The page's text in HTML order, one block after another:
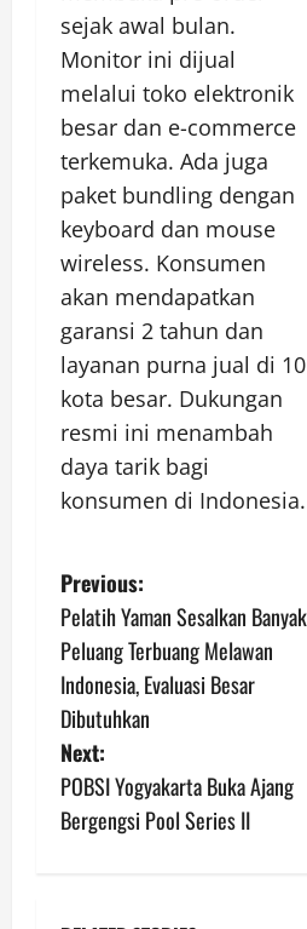
sejak awal bulan.
Monitor ini dijual
melalui toko elektronik
besar dan e-commerce
terkemuka. Ada juga
paket bundling dengan
keyboard dan mouse
wireless. Konsumen
akan mendapatkan
garansi 2 tahun dan
layanan purna jual di 10
kota besar. Dukungan
resmi ini menambah
daya tarik bagi
konsumen di Indonesia.
P
o
s
t
n
a
Previous:
Pelatih Yaman Sesalkan Banyak
Peluang Terbuang Melawan
Indonesia, Evaluasi Besar
Dibutuhkan
Next:
POBSI Yogyakarta Buka Ajang
Bergengsi Pool Series II